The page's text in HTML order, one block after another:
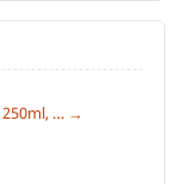
250ml, … →